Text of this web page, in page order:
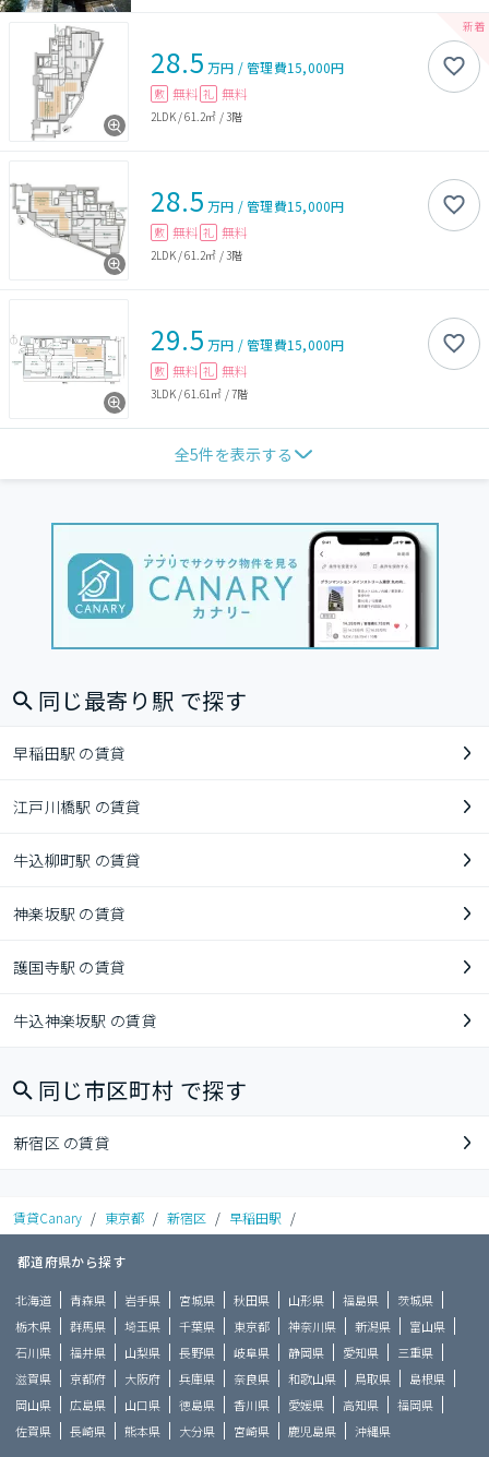
28.5 万円 /管理費15,000円
敷 無料 礼 無料
2LDK/61.2㎡ /3階
28.5 万円 /管理費15,000円
敷 無料 礼 無料
2LDK/61.2㎡ /3階
29.5 万円 /管理費15,000円
敷 無料 礼 無料
3LDK/61.61㎡ /7階
全5件を表示する
同じ最寄り駅 で探す
早稲田駅 の賃貸
江戸川橋駅 の賃貸
牛込柳町駅 の賃貸
神楽坂駅 の賃貸
護国寺駅 の賃貸
牛込神楽坂駅 の賃貸
同じ市区町村 で探す
新宿区 の賃貸
賃貸Canary / 東京都 / 新宿区 / 早稲田駅 /
都道府県から探す
北海道 青森県 岩手県 宮城県 秋田県 山形県 福島県
茨城県
栃木県
群馬県 埼玉県 千葉県 東京都 神奈川県 新潟県
富山県
石川県
福井県 山梨県 長野県 岐阜県 静岡県 愛知県
三重県
滋賀県
京都府 大阪府 兵庫県 奈良県 和歌山県 鳥取県
島根県
岡山県
広島県 山口県 徳島県 香川県 愛媛県 高知県
福岡県
佐賀県
長崎県 熊本県 大分県 宮崎県 鹿児島県 沖縄県